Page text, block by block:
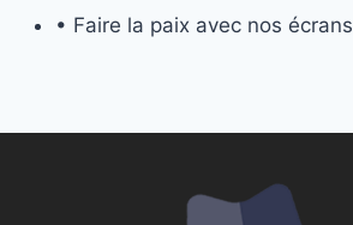
• Faire la paix avec nos écrans